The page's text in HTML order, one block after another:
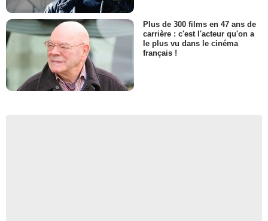
Plus de 300 films en 47 ans de
carrière : c'est l'acteur qu'on a
le plus vu dans le cinéma
français !